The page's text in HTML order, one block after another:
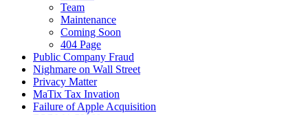
Team
Maintenance
Coming Soon
404 Page
Public Company Fraud
Nighmare on Wall Street
Privacy Matter
MaTix Tax Invation
Failure of Apple Acquisition